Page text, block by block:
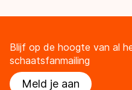
Blijf op de hoogte van al
schaatsfanmailing
Meld je aan